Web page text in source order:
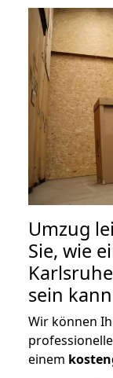
Umzug
Sie, wie
sein kann
Wir können
einem